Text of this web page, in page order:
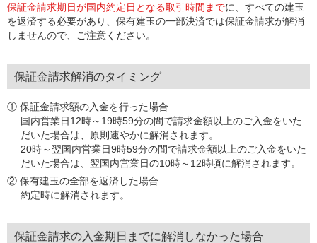
保証金請求期日が国内約定日となる取引時間までに、すべての建玉
を返済する必要があり、保有建玉の一部決済では保証金請求が解消
しませんので、ご注意ください。
保証金請求解消のタイミング
① 保証金請求額の入金を行った場合
国内営業日12時～19時59分の間で請求金額以上のご入金をいた
だいた場合は、原則速やかに解消されます。
20時～翌国内営業日9時59分の間で請求金額以上のご入金をいた
だいた場合は、翌国内営業日の10時～12時頃に解消されます。
② 保有建玉の全部を返済した場合
約定時に解消されます。
保証金請求の入金期日までに解消しなかった場合